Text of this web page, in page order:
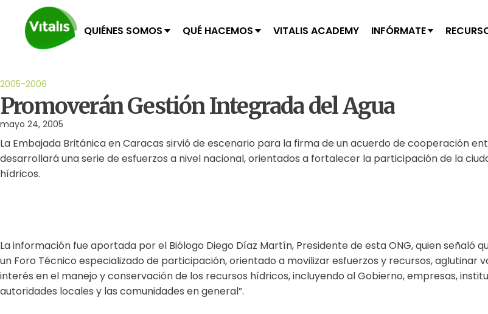
QUIÉNES SOMOS QUÉ HACEMOS VITALIS ACADEMY INFÓRMATE
2005-2006
Promoverán Gestión Integrada del Agua
mayo 24, 2005
La Embajada Británica en Caracas sirvió de escenario para la firma de un acuerdo de cooperación
desarrollará una serie de esfuerzos a nivel nacional, orientados a fortalecer la participación de la
hídricos.
La información fue aportada por el Biólogo Diego Díaz Martín, Presidente de esta ONG, quien
un Foro Técnico especializado de participación, orientado a movilizar esfuerzos y recursos,
interés en el manejo y conservación de los recursos hídricos, incluyendo al Gobierno, empresas,
autoridades locales y las comunidades en general”.